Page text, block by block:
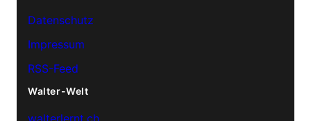
Datenschutz
Impressum
RSS-Feed
Walter-Welt